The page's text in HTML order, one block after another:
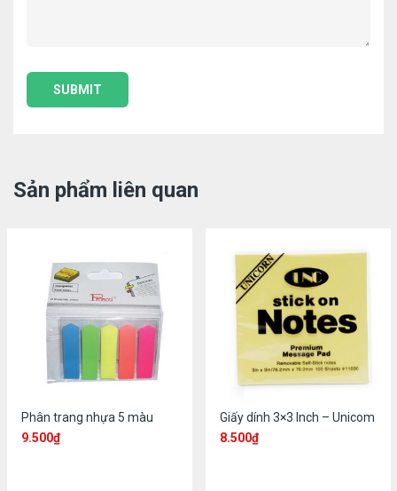
Sản phẩm liên quan
Phân trang nhựa 5 màu
9.500₫
Giấy dính 3×3 Inch – Unicom
8.500₫